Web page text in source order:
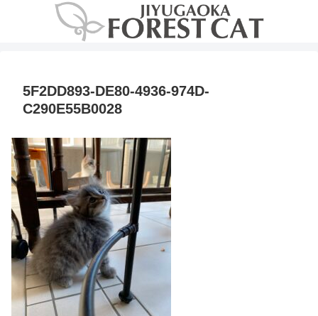
5F2DD893-DE80-4936-974D-
C290E55B0028